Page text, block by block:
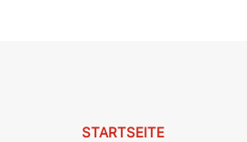
STARTSEITE